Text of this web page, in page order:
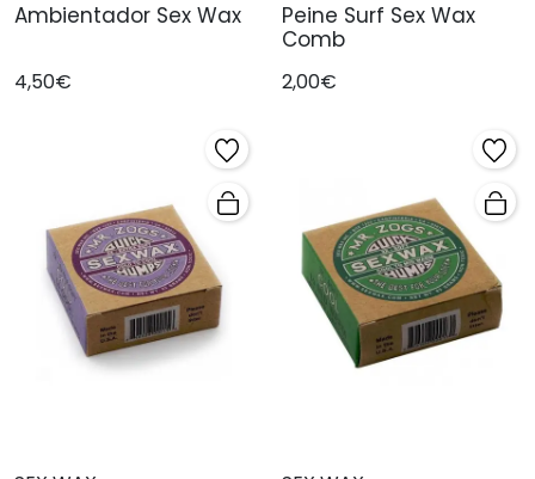
Ambientador Sex Wax
4,50€
Peine Surf Sex Wax
Comb
2,00€